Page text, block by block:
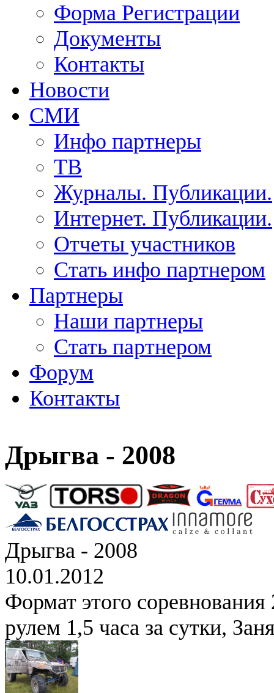
Форма Регистрации
Документы
Контакты
Новости
СМИ
Инфо партнеры
ТВ
Журналы. Публикации.
Интернет. Публикации.
Отчеты участников
Стать инфо партнером
Партнеры
Наши партнеры
Стать партнером
Форум
Контакты
Дрыгва - 2008
Дрыгва - 2008
10.01.2012
Формат этого соревнования
рулем 1,5 часа за сутки,